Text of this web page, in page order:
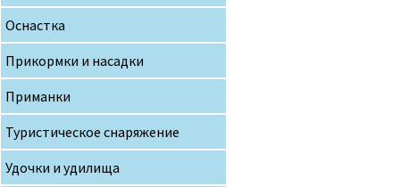
Оснастка
Прикормки и насадки
Приманки
Туристическое снаряжение
Удочки и удилища